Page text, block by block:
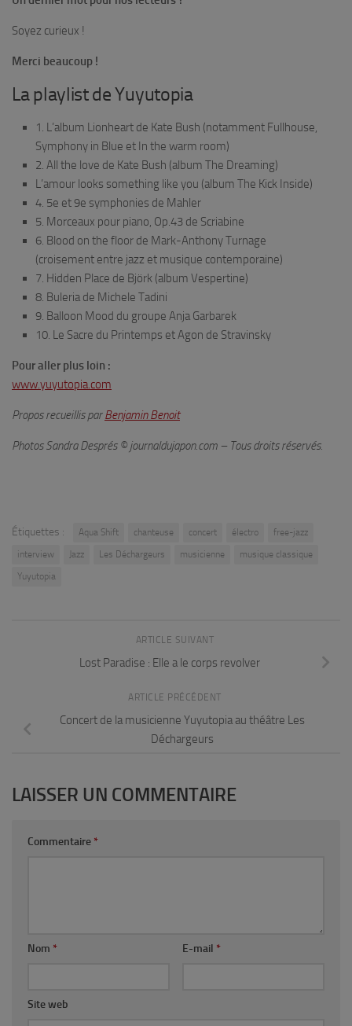
Soyez curieux !
Merci beaucoup !
La playlist de Yuyutopia
1. L’album Lionheart de Kate Bush (notamment Fullhouse,
Symphony in Blue et In the warm room)
2. All the love de Kate Bush (album The Dreaming)
L’amour looks something like you (album The Kick Inside)
4. 5e et 9e symphonies de Mahler
5. Morceaux pour piano, Op.43 de Scriabine
6. Blood on the floor de Mark-Anthony Turnage
(croisement entre jazz et musique contemporaine)
7. Hidden Place de Björk (album Vespertine)
8. Buleria de Michele Tadini
9. Balloon Mood du groupe Anja Garbarek
10. Le Sacre du Printemps etAgon de Stravinsky
Pour aller plus loin :
www.yuyutopia.com
Propos recueillis parBenjamin Benoit
Photos Sandra Després © journaldujapon.com – Tous droits réservés.
Étiquettes : Aqua Shift chanteuse concert électro
free-jazz
interview
Jazz Les Déchargeurs musicienne
musique classique
Yuyutopia
ARTICLE SUIVANT
Lost Paradise : Elle a le corps revolver
ARTICLE PRÉCÉDENT
Concert de la musicienne Yuyutopia au théâtre Les
Déchargeurs
LAISSER UN COMMENTAIRE
Commentaire *
Nom * E-mail *
Site web